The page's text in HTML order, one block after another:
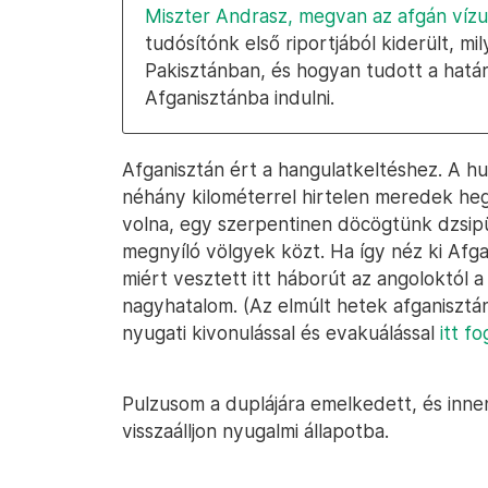
Miszter Andrasz, megvan az afgán
tudósítónk első riportjából kiderült,
Pakisztánban, és hogyan tudott a
Afganisztánba indulni.
Afganisztán ért a hangulatkeltéshez. A
néhány kilométerrel hirtelen meredek
volna, egy szerpentinen döcögtünk
megnyíló völgyek közt. Ha így néz ki
miért vesztett itt háborút az angoloktól
nagyhatalom. (Az elmúlt hetek
nyugati kivonulással és evakuálással itt
Pulzusom a duplájára emelkedett, és
visszaálljon nyugalmi állapotba.